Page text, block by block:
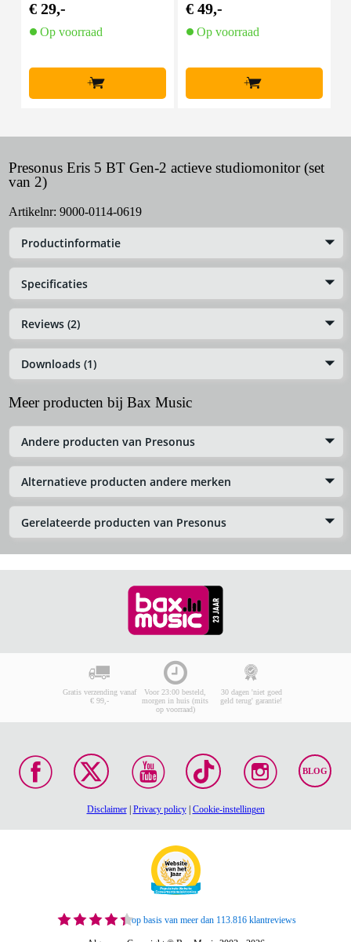
€ 29,-
Op voorraad
+
€ 49,-
Op voorraad
+
Presonus Eris 5 BT Gen-2 actieve studiomonitor (set
van 2)
Artikelnr: 9000-0114-0619
Productinformatie
Specificaties
Reviews (2)
Downloads (1)
Meer producten bij Bax Music
Andere producten van Presonus
Alternatieve producten andere merken
Gerelateerde producten van Presonus
Gratis verzending vanaf
€ 99,-
Voor 23:00 besteld,
morgen in huis (mits
op voorraad)
30 dagen 'niet goed
geld terug' garantie!
BLOG
Disclaimer| Privacy policy| Cookie-instellingen
op basis van meer dan 113.816 klantreviews